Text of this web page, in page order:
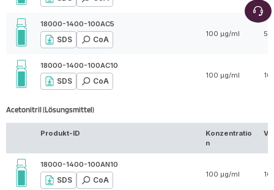
18000-1400-100AC5
SDS CoA
100 µg/ml 5
18000-1400-100AC10
SDS CoA
100 µg/ml 10
Acetonitril (Lösungsmittel)
Produkt-ID
Konzentratio
n
18000-1400-100AN10
SDS CoA
100 µg/ml 10